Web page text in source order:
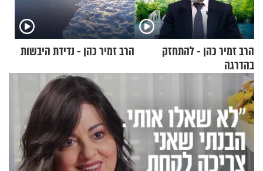
הרב זמיר כהן - להתחזק
בהדרגה
הרב זמיר כהן - נדידת היבשות